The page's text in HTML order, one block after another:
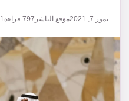
تموز 7, 2021 موقع الناشر 797 قراءة1 دقائق قراءة